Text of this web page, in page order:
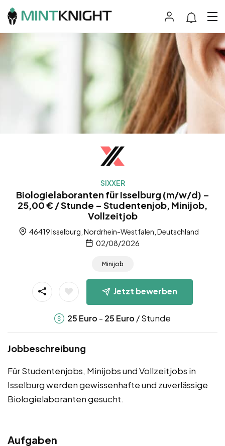
SIXXER
Biologielaboranten für Isselburg (m/w/d) –
25,00 € / Stunde – Studentenjob, Minijob,
Vollzeitjob
46419 Isselburg, Nordrhein-Westfalen, Deutschland
02/08/2026
Minijob
Jetzt bewerben
25 Euro - 25 Euro / Stunde
Jobbeschreibung
Für Studentenjobs, Minijobs und Vollzeitjobs in
Isselburg werden gewissenhafte und zuverlässige
Biologielaboranten gesucht.
Aufgaben